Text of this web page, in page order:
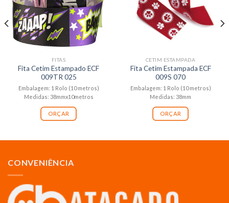
FITAS
Fita Cetim Estampado ECF
009TR 025
Embalagem: 1 Rolo (10 metros)
Medidas: 38mmx10metros
ORÇAR
CETIM ESTAMPADA
Fita Cetim Estampada ECF
009S 070
Embalagem: 1 Rolo (10 metros)
Medidas: 38mm
ORÇAR
CONVENIÊNCIA